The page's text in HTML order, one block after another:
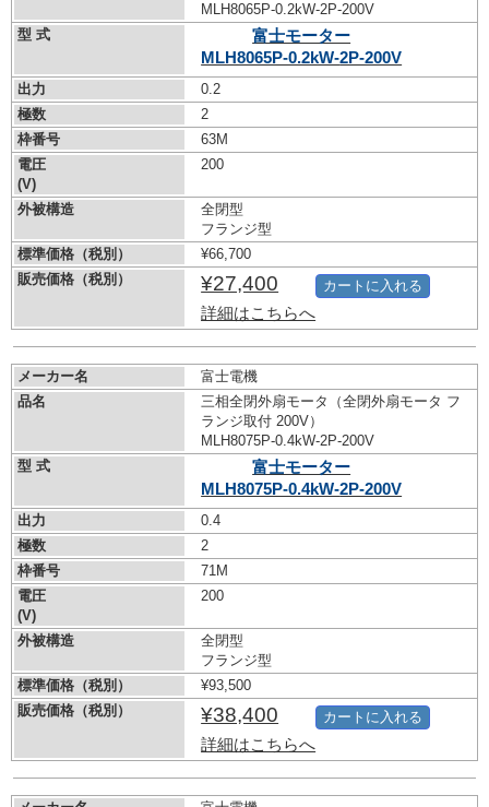
MLH8065P-0.2kW-2P-200V
型 式
富士モーター
MLH8065P-0.2kW-2P-200V
出力
0.2
極数
2
枠番号
63M
電圧
(V)
200
外被構造
全閉型
フランジ型
標準価格（税別）
¥66,700
販売価格（税別）
¥27,400
詳細はこちらへ
カートに入れる
メーカー名
富士電機
品名
三相全閉外扇モータ（全閉外扇モータ フ
ランジ取付 200V）
MLH8075P-0.4kW-2P-200V
型 式
富士モーター
MLH8075P-0.4kW-2P-200V
出力
0.4
極数
2
枠番号
71M
電圧
(V)
200
外被構造
全閉型
フランジ型
標準価格（税別）
¥93,500
販売価格（税別）
¥38,400
詳細はこちらへ
カートに入れる